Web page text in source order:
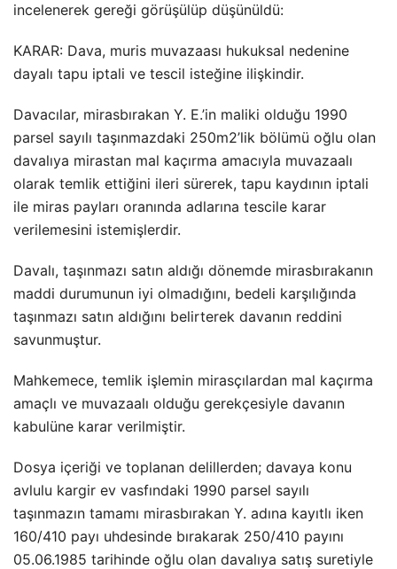
incelenerek gereği görüşülüp düşünüldü:
KARAR: Dava, muris muvazaası hukuksal nedenine
dayalı tapu iptali ve tescil isteğine ilişkindir.
Davacılar, mirasbırakan Y. E.’in maliki olduğu 1990
parsel sayılı taşınmazdaki 250m2’lik bölümü oğlu olan
davalıya mirastan mal kaçırma amacıyla muvazaalı
olarak temlik ettiğini ileri sürerek, tapu kaydının iptali
ile miras payları oranında adlarına tescile karar
verilemesini istemişlerdir.
Davalı, taşınmazı satın aldığı dönemde mirasbırakanın
maddi durumunun iyi olmadığını, bedeli karşılığında
taşınmazı satın aldığını belirterek davanın reddini
savunmuştur.
Mahkemece, temlik işlemin mirasçılardan mal kaçırma
amaçlı ve muvazaalı olduğu gerekçesiyle davanın
kabulüne karar verilmiştir.
Dosya içeriği ve toplanan delillerden; davaya konu
avlulu kargir ev vasfındaki 1990 parsel sayılı
taşınmazın tamamı mirasbırakan Y. adına kayıtlı iken
160/410 payı uhdesinde bırakarak 250/410 payını
05.06.1985 tarihinde oğlu olan davalıya satış suretiyle